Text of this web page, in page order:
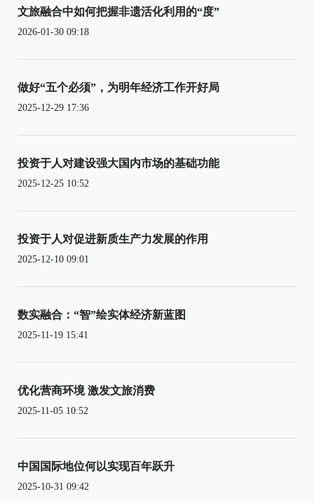
文旅融合中如何把握非遗活化利用的“度”
2026-01-30 09:18
做好“五个必须”，为明年经济工作开好局
2025-12-29 17:36
投资于人对建设强大国内市场的基础功能
2025-12-25 10:52
投资于人对促进新质生产力发展的作用
2025-12-10 09:01
数实融合：“智”绘实体经济新蓝图
2025-11-19 15:41
优化营商环境 激发文旅消费
2025-11-05 10:52
中国国际地位何以实现百年跃升
2025-10-31 09:42